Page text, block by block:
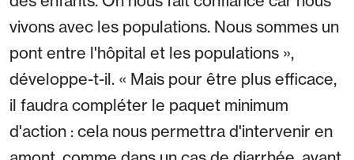
vivons avec les populations. Nous sommes un
pont entre l'hôpital et les populations »,
développe-t-il. « Mais pour être plus efficace,
il faudra compléter le paquet minimum
d'action : cela nous permettra d'intervenir en